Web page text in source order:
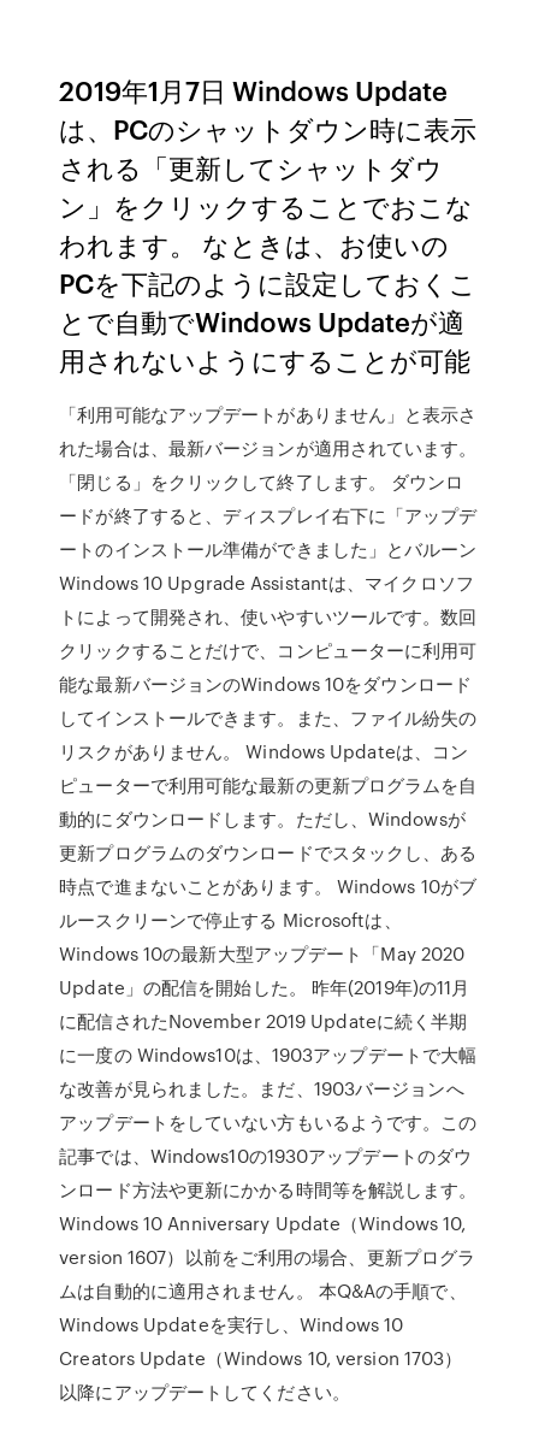
2019年1月7日 Windows Update
は、PCのシャットダウン時に表示
される「更新してシャットダウ
ン」をクリックすることでおこな
われます。 なときは、お使いの
PCを下記のように設定しておくこ
とで自動でWindows Updateが適
用されないようにすることが可能
「利用可能なアップデートがありません」と表示さ
れた場合は、最新バージョンが適用されています。
「閉じる」をクリックして終了します。 ダウンロ
ードが終了すると、ディスプレイ右下に「アップデ
ートのインストール準備ができました」とバルーン
Windows 10 Upgrade Assistantは、マイクロソフ
トによって開発され、使いやすいツールです。数回
クリックすることだけで、コンピューターに利用可
能な最新バージョンのWindows 10をダウンロード
してインストールできます。また、ファイル紛失の
リスクがありません。 Windows Updateは、コン
ピューターで利用可能な最新の更新プログラムを自
動的にダウンロードします。ただし、Windowsが
更新プログラムのダウンロードでスタックし、ある
時点で進まないことがあります。 Windows 10がブ
ルースクリーンで停止する Microsoftは、
Windows 10の最新大型アップデート「May 2020
Update」の配信を開始した。 昨年(2019年)の11月
に配信されたNovember 2019 Updateに続く半期
に一度の Windows10は、1903アップデートで大幅
な改善が見られました。まだ、1903バージョンへ
アップデートをしていない方もいるようです。この
記事では、Windows10の1930アップデートのダウ
ンロード方法や更新にかかる時間等を解説します。
Windows 10 Anniversary Update（Windows 10,
version 1607）以前をご利用の場合、更新プログラ
ムは自動的に適用されません。 本Q&Aの手順で、
Windows Updateを実行し、Windows 10
Creators Update（Windows 10, version 1703）
以降にアップデートしてください。